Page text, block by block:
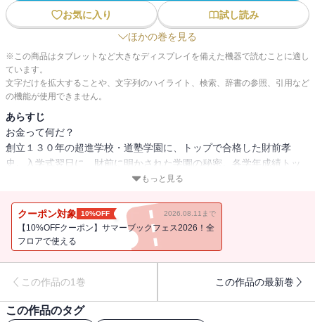
お気に入り
試し読み
ほかの巻を見る
※この商品はタブレットなど大きなディスプレイを備えた機器で読むことに適し
ています。
文字だけを拡大することや、文字列のハイライト、検索、辞書の参照、引用など
の機能が使用できません。
あらすじ
お金って何だ？
創立１３０年の超進学校・道塾学園に、トップで合格した財前孝
史。入学式翌日に、財前に明かされた学園の秘密。各学年成績トッ
プ６人のみが参加する「投資部」が存在するのだ。彼らの使命は３
本最高水準の教育設備を誇る道塾学園は学費が無料だった！
「この世で一番エキサイティングなゲーム
人間の血が最も沸き返る究極の勝負……
もっと見る
クーポン対象 10%OFF 2026.08.11まで
【10%OFFクーポン】サマーブックフェス2026！全
フロアで使える
この作品の1巻 この作品の最新巻
この作品のタグ